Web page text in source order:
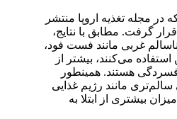
مجله تغذیه اروپا منتشر
قرار گرفت. مطابق با نتایج،
غربی مانند فست فود،
می‌کنند، بیشتر از
هستند. همینطور
سالم‌تری مانند رژیم غذایی
بیشتری از ابتلا به